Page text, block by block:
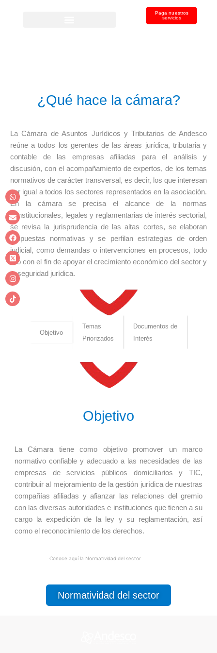
Paga nuestros
servicios
¿Qué hace la cámara?
La Cámara de Asuntos Jurídicos y Tributarios de Andesco
reúne a todos los gerentes de las áreas jurídica, tributaria y
contable de las empresas afiliadas para el análisis y
discusión, con el acompañamiento de expertos, de los temas
normativos de carácter transversal, es decir, los que interesan
por igual a todos los sectores representados en la asociación.
En la cámara se precisa el alcance de la normas
constitucionales, legales y reglamentarias de interés sectorial,
se revisa la jurisprudencia de las altas cortes, se elaboran
propuestas normativas y se perfilan estrategias de orden
judicial, como demandas o intervenciones en procesos, todo
ello con el fin de apoyar el crecimiento económico del sector y
la seguridad jurídica.
Objetivo
Temas
Priorizados
Documentos de
Interés
Objetivo
La Cámara tiene como objetivo promover un marco
normativo confiable y adecuado a las necesidades de las
empresas de servicios públicos domiciliarios y TIC,
contribuir al mejoramiento de la gestión jurídica de nuestras
compañías afiliadas y afianzar las relaciones del gremio
con las diversas autoridades e instituciones que tienen a su
cargo la expedición de la ley y su reglamentación, así
como el reconocimiento de los derechos.
Conoce aquí la Normatividad del sector
Normatividad del sector